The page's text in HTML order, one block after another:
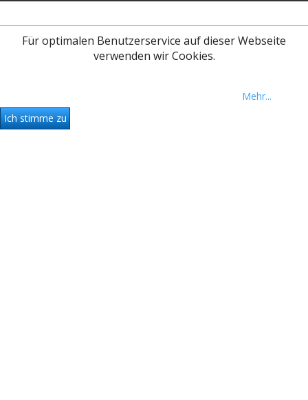
Für optimalen Benutzerservice auf dieser Webseite
verwenden wir Cookies.
Mehr...
Ich stimme zu